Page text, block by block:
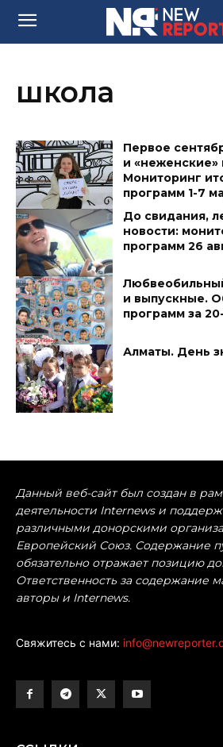
школа
Первое
и
Мониторинг
программ 1-7
До свидания,
новости:
программ 26
и выпускные.
программ за
Алматы. День
Данный веб-сайт был создан в
деятельности Internews и
различными донорскими
Европейский Союз. Содержание
обязательно отражает позицию
Ответственность за содержание
авторы и Internews.
Свяжитесь с нами: